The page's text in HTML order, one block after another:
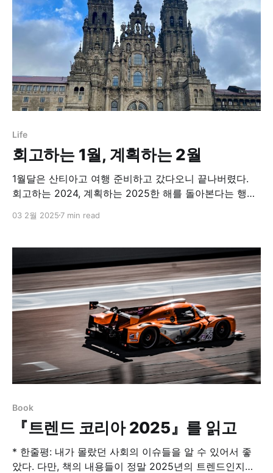
Life
회고하는 1월, 계획하는 2월
1월달은 산티아고 여행 준비하고 갔다오니 끝나버렸다.
회고하는 2024, 계획하는 2025한 해를 돌아본다는 행위
억들을 다시 꺼내보면 그때 느꼈던 뿌듯함, 행복이 다시금
에 그걸 붙잡고 있기 보다 잘 놓아주어야 한다는 설교 말
씀이 떠오르기도 한다. 작년 회고는 월별로 가장
03 2월 2025 7 min read
Book
『트렌드 코리아 2025』를 읽고
* 한줄평: 내가 몰랐던 사회의 이슈들을 알 수 있어서 좋
았다. 다만, 책의 내용들이 정말 2025년의 트렌드인지는